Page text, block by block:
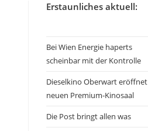
Erstaunliches aktuell:
Bei Wien Energie haperts
scheinbar mit der Kontrolle
Dieselkino Oberwart eröffnet
neuen Premium-Kinosaal
Die Post bringt allen was